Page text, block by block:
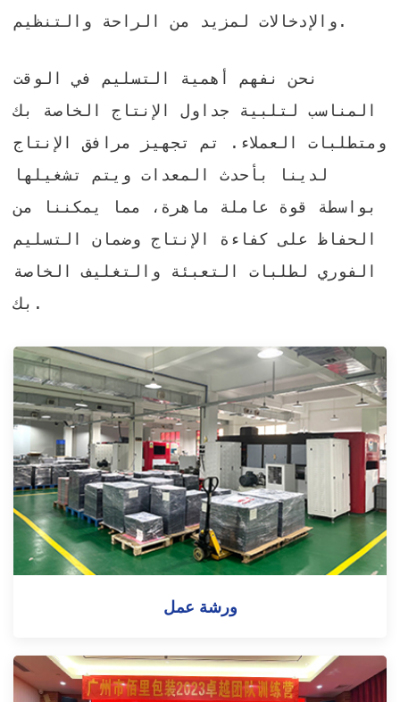
والإدخالات لمزيد من الراحة والتنظيم.
نحن نفهم أهمية التسليم في الوقت
المناسب لتلبية جداول الإنتاج الخاصة بك
ومتطلبات العملاء. تم تجهيز مرافق الإنتاج
لدينا بأحدث المعدات ويتم تشغيلها
بواسطة قوة عاملة ماهرة، مما يمكننا من
الحفاظ على كفاءة الإنتاج وضمان التسليم
الفوري لطلبات التعبئة والتغليف الخاصة
بك.
ورشة عمل